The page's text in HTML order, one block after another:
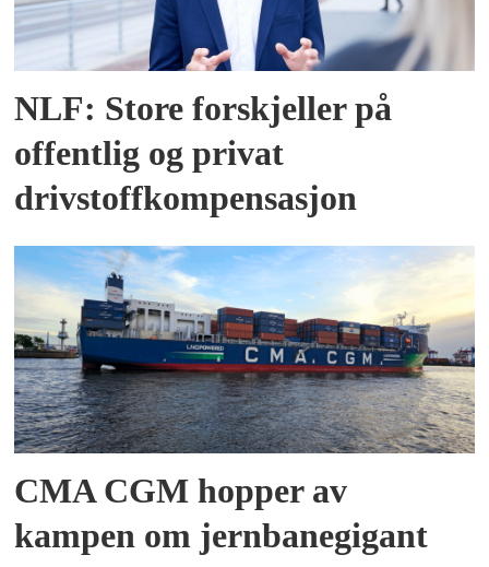
NLF: Store forskjeller på
offentlig og privat
drivstoffkompensasjon
CMA CGM hopper av
kampen om jernbanegigant